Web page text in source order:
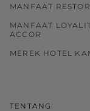
MANFAAT
MANFAAT
ACCOR
MEREK HOTEL
TENTANG